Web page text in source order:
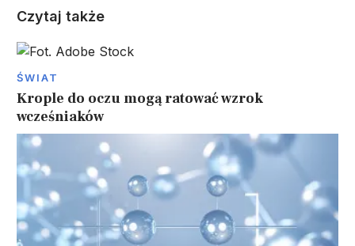
Czytaj także
ŚWIAT
Krople do oczu mogą ratować wzrok
wcześniaków